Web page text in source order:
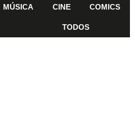
MÚSICA CINE COMICS
TODOS